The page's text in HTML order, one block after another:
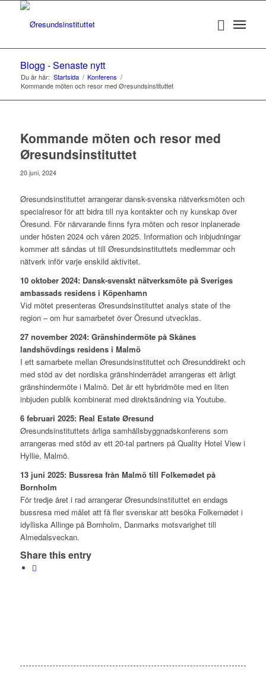
Blogg - Senaste nytt
Du är här: Startsida / Konferens /
Kommande möten och resor med Øresundsinstituttet
Kommande möten och resor med
Øresundsinstituttet
20 juni, 2024
Øresundsinstituttet arrangerar dansk-svenska nätverksmöten och
specialresor för att bidra till nya kontakter och ny kunskap över
Öresund. För närvarande finns fyra möten och resor inplanerade
under hösten 2024 och våren 2025. Information och inbjudningar
kommer att sändas ut till Øresundsinstituttets medlemmar och
nätverk inför varje enskild aktivitet.
10 oktober 2024: Dansk-svenskt nätverksmöte på Sveriges
ambassads residens i Köpenhamn
Vid mötet presenteras Øresundsinstituttet analys state of the
region – om hur samarbetet över Öresund utvecklas.
27 november 2024: Gränshindermöte på Skånes
landshövdings residens i Malmö
I ett samarbete mellan Øresundsinstituttet och Øresunddirekt och
med stöd av det nordiska gränshinderrådet arrangeras ett årligt
gränshindermöte i Malmö. Det är ett hybridmöte med en liten
inbjuden publik kombinerat med direktsändning via Youtube.
6 februari 2025: Real Estate Øresund
Øresundsinstituttets årliga samhällsbyggnadskonferens som
arrangeras med stöd av ett 20-tal partners på Quality Hotel View i
Hyllie, Malmö.
13 juni 2025: Bussresa från Malmö till Folkemødet på
Bornholm
För tredje året i rad arrangerar Øresundsinstituttet en endags
bussresa med målet att få fler svenskar att besöka Folkemødet i
idylliska Allinge på Bornholm, Danmarks motsvarighet till
Almedalsveckan.
Share this entry